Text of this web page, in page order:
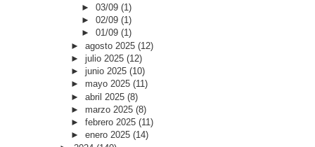
►03/09(1)
►02/09(1)
►01/09(1)
► agosto 2025 (12)
► julio 2025 (12)
► junio 2025 (10)
► mayo 2025 (11)
► abril 2025 (8)
► marzo 2025 (8)
► febrero 2025 (11)
► enero 2025 (14)